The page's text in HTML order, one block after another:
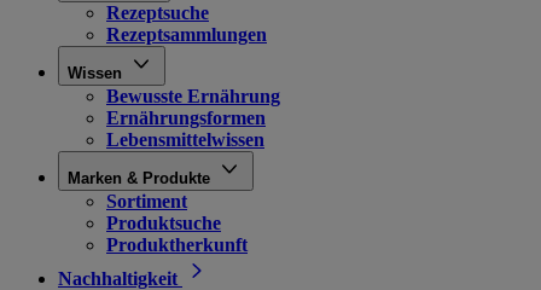
Rezeptsuche
Rezeptsammlungen
Wissen
Bewusste Ernährung
Ernährungsformen
Lebensmittelwissen
Marken & Produkte
Sortiment
Produktsuche
Produktherkunft
Nachhaltigkeit